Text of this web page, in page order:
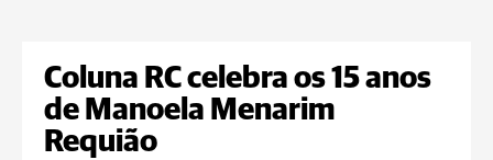
Coluna RC celebra os 15 anos
de Manoela Menarim
Requião